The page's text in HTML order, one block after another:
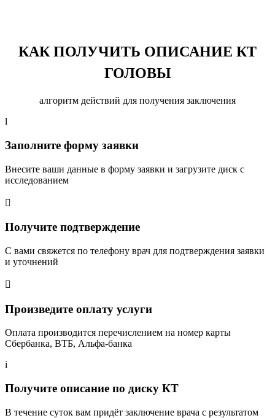
КАК ПОЛУЧИТЬ ОПИСАНИЕ КТ
ГОЛОВЫ
алгоритм действий для получения заключения
l
Заполните форму заявки
Внесите ваши данные в форму заявки и загрузите диск с
исследованием

Получите подтверждение
С вами свяжется по телефону врач для подтверждения заявки
и уточнений

Произведите оплату услуги
Оплата производится перечислением на номер карты
Сбербанка, ВТБ, Альфа-банка
i
Получите описание по диску КТ
В течение суток вам придёт заключение врача с результатом